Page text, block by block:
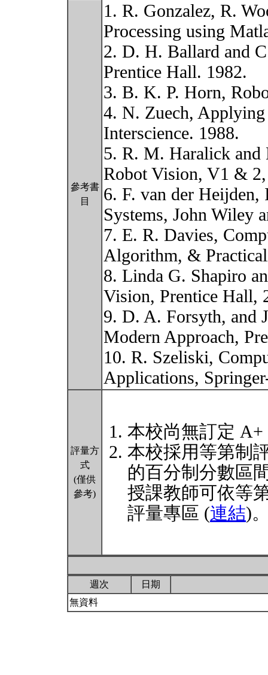
參考書
目
1. R. Gonzalez, R.
Processing using
2. D. H. Ballard and
Prentice Hall. 1982.
3. B. K. P. Horn,
4. N. Zuech,
Interscience. 1988.
5. R. M. Haralick and
Robot Vision, V1 &
6. F. van der Heijden,
Systems, John Wiley
7. E. R. Davies,
Algorithm, &
8. Linda G. Shapiro
Vision, Prentice Hall,
9. D. A. Forsyth, and
Modern Approach,
10. R. Szeliski,
Applications,
評量方
式
(僅供
參考)
本校尚無訂定
本校採用等第制
的百分制分數區
授課教師可依等
評量專區 (連結)
週次
日期
無資料